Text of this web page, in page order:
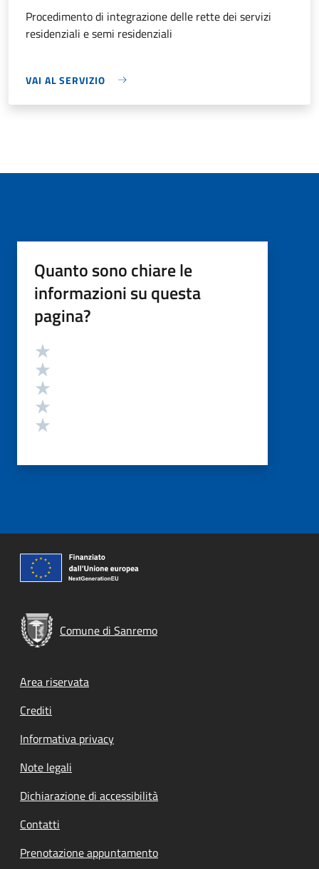
Procedimento di integrazione delle rette dei servizi
residenziali e semi residenziali
VAI AL SERVIZIO
Quanto sono chiare le
informazioni su questa
pagina?
Valutazione
Comune di Sanremo
Footer menu
Area riservata
Crediti
Informativa privacy
Note legali
Dichiarazione di accessibilità
Contatti
Prenotazione appuntamento